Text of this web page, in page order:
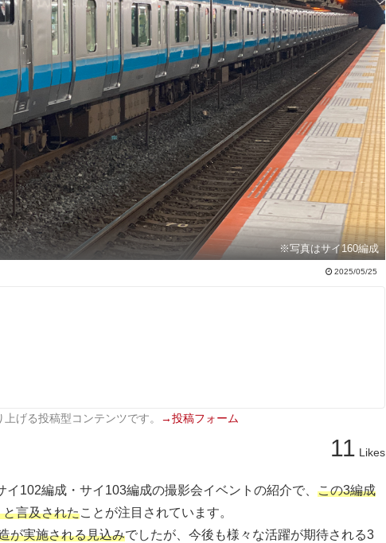
※写真はサイ160編成
2025/05/25
げる投稿型コンテンツです。 →投稿フォーム
11 Likes
102編成・サイ103編成の撮影会イベントの紹介で、 この3編成
と言及されたことが注目されています。
が実施される見込みでしたが、今後も様々な活躍が期待される3